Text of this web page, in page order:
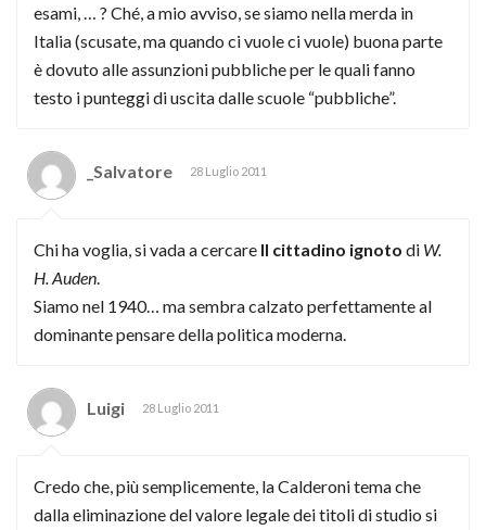
esami, … ? Ché, a mio avviso, se siamo nella merda in
Italia (scusate, ma quando ci vuole ci vuole) buona parte
è dovuto alle assunzioni pubbliche per le quali fanno
testo i punteggi di uscita dalle scuole “pubbliche”.
_Salvatore 28 Luglio 2011
Chi ha voglia, si vada a cercare Il cittadino ignoto di W.
H. Auden.
Siamo nel 1940… ma sembra calzato perfettamente al
dominante pensare della politica moderna.
Luigi 28 Luglio 2011
Credo che, più semplicemente, la Calderoni tema che
dalla eliminazione del valore legale dei titoli di studio si